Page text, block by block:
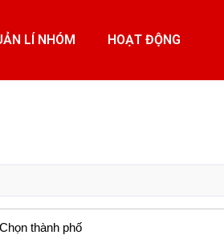
LÍ NHÓM HOẠT ĐỘNG
Chọn thành phố